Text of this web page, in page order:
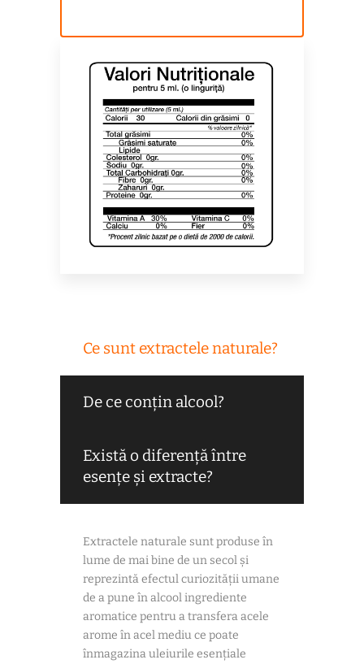
Ce sunt extractele naturale?
De ce conțin alcool?
Există o diferență între
esențe și extracte?
Extractele naturale sunt produse în
lume de mai bine de un secol și
reprezintă efectul curiozității umane
de a pune în alcool ingrediente
aromatice pentru a transfera acele
arome în acel mediu ce poate
înmagazina uleiurile esențiale